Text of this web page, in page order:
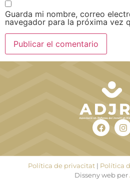
Guarda mi nombre, correo
navegador para la próxima vez
Política de privacitat| Política
Disseny web per